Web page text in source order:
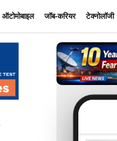
ऑटोमोबाइल जॉब-करियर टेक्नोलॉजी